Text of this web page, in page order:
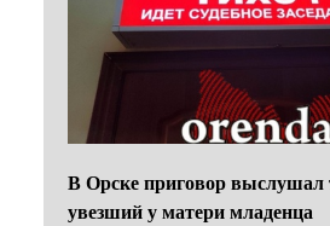
В Орске приговор выслушал
увезший у матери младенца